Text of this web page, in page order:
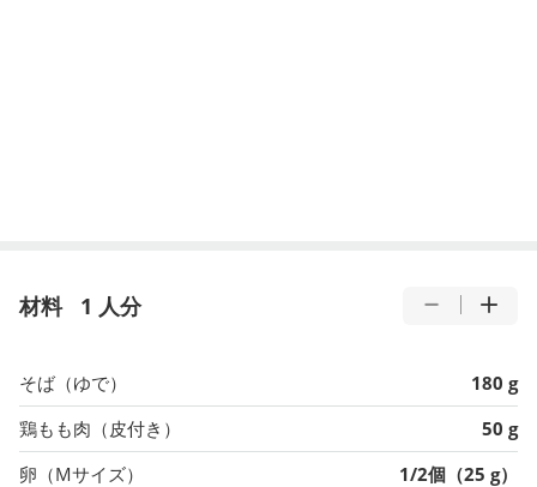
材料 1 人分
そば（ゆで）
180 g
鶏もも肉（皮付き）
50 g
卵（Mサイズ）
1/2個（25 g）